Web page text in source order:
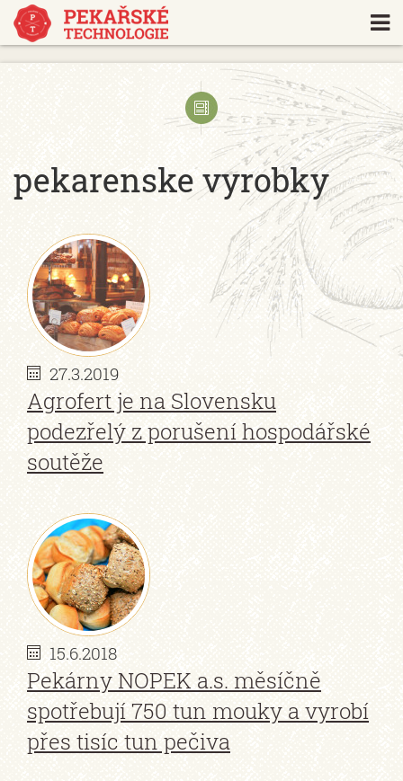
https://www.traditionrolex.com/18
pekarenske vyrobky
27.3.2019
Agrofert je na Slovensku
podezřelý z porušení hospodářské
soutěže
15.6.2018
Pekárny NOPEK a.s. měsíčně
spotřebují 750 tun mouky a vyrobí
přes tisíc tun pečiva